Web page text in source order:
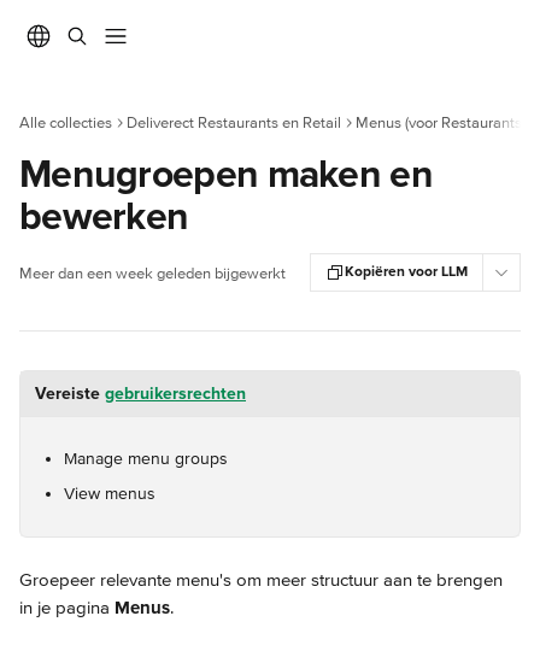
Alle collecties Deliverect Restaurants en Retail Menus (voor Restaurants)
Menugroepen maken en
bewerken
Meer dan een week geleden bijgewerkt Kopiëren voor LLM
Vereiste gebruikersrechten
Manage menu groups
View menus
Groepeer relevante menu's om meer structuur aan te brengen
in je pagina Menus.